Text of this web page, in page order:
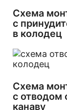
Схема
с
в колодец
Схема
с отводом
канаву